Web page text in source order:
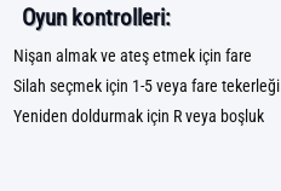
Oyun kontrolleri:
Nişan almak ve ateş etmek için fare
Silah seçmek için 1-5 veya fare tekerleği
Yeniden doldurmak için R veya boşluk